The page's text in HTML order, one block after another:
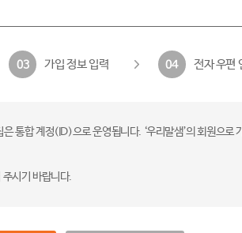
03 가입 정보 입력 04 전자 우편
통합 계정(ID)으로 운영됩니다. ‘우리말샘’의 회원으
시기 바랍니다.